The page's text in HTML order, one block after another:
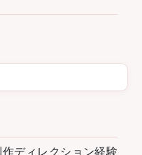
ディレクション経験